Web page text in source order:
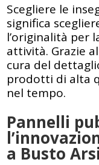
Scegliere le
significa
l’originalità per
attività. Grazie
cura del
prodotti di alta
nel tempo.
Pannelli
a Busto